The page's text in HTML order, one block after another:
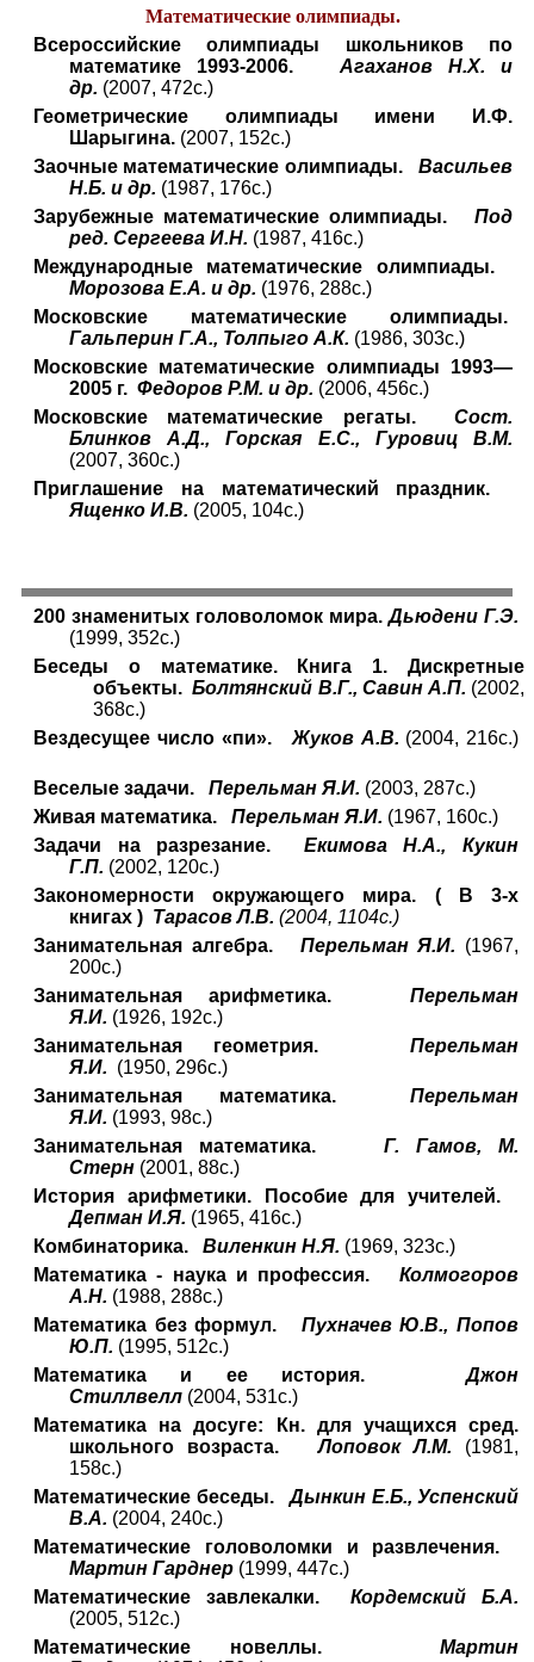
Математические олимпиады.
Всероссийские олимпиады школьников по
математике 1993-2006. Агаханов Н.Х. и
др. (2007, 472с.)
Геометрические олимпиады имени И.Ф.
Шарыгина. (2007, 152с.)
Заочные математические олимпиады. Васильев
Н.Б. и др. (1987, 176с.)
Зарубежные математические олимпиады. Под
ред. Сергеева И.Н. (1987, 416с.)
Международные математические олимпиады.
Морозова Е.А. и др. (1976, 288с.)
Московские математические олимпиады.
Гальперин Г.А., Толпыго А.К. (1986, 303с.)
Московские математические олимпиады 1993—
2005 г. Федоров Р.М. и др. (2006, 456с.)
Московские математические регаты. Сост.
Блинков А.Д., Горская Е.С., Гуровиц В.М.
(2007, 360с.)
Приглашение на математический праздник.
Ященко И.В. (2005, 104с.)
200 знаменитых головоломок мира.Дьюдени Г.Э.
(1999, 352с.)
Беседы о математике. Книга 1. Дискретные
объекты.Болтянский В.Г., Савин А.П. (2002,
368с.)
Вездесущее число «пи». Жуков А.В. (2004, 216с.)
Веселые задачи. Перельман Я.И. (2003, 287с.)
Живая математика. Перельман Я.И. (1967, 160с.)
Задачи на разрезание. Екимова Н.А., Кукин
Г.П. (2002, 120с.)
Закономерности окружающего мира. ( В 3-х
книгах ) Тарасов Л.В. (2004, 1104с.)
Занимательная алгебра. Перельман Я.И. (1967,
200с.)
Занимательная арифметика. Перельман
Я.И. (1926, 192с.)
Занимательная геометрия. Перельман
Я.И. (1950, 296с.)
Занимательная математика. Перельман
Я.И. (1993, 98с.)
Занимательная математика. Г. Гамов, М.
Стерн (2001, 88с.)
История арифметики. Пособие для учителей.
Депман И.Я. (1965, 416с.)
Комбинаторика. Виленкин Н.Я. (1969, 323с.)
Математика - наука и профессия. Колмогоров
А.Н. (1988, 288с.)
Математика без формул. Пухначев Ю.В., Попов
Ю.П. (1995, 512с.)
Математика и ее история.Джон
Стиллвелл (2004, 531с.)
Математика на досуге: Кн. для учащихся сред.
школьного возраста.Лоповок Л.М.
(1981,
158с.)
Математические беседы.Дынкин Е.Б., Успенский
В.А. (2004, 240с.)
Математические головоломки и развлечения.
Мартин Гарднер (1999, 447с.)
Математические завлекалки. Кордемский Б.А.
(2005, 512с.)
Математические новеллы. Мартин